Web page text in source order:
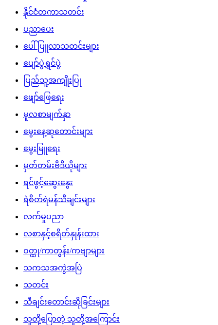
နိုင်ငံတကာသတင်း
ပညာပေး
ပေါ်ပြူလာသတင်းများ
ပျော်ပွဲရွှင်ပွဲ
ပြည်သူ့အကျိုးပြု
ဖျော်ဖြေရေး
မူလစာမျက်နှာ
မွေးနေ့ဆုတောင်းများ
မွေးမြူရေး
မှတ်တမ်းဗီဒီယိုများ
ရင်ဖွင့်ဆွေးနွေး
ရဲစိတ်ရဲမန်သီချင်းများ
လက်မှုပညာ
လစာနှင့်စရိတ်နှုန်းထား
ဝတ္ထု/ကာတွန်း/ကဗျာများ
သကသအကွဲအပြဲ
သတင်း
သီချင်းတောင်းဆိုခြင်းများ
သူတို့ပြောတဲ့ သူတို့အကြောင်း